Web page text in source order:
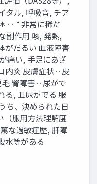
タル, 呼吸音, チア
‥ * 非常に稀だ
副作用 咳, 発熱,
がだるい 血液障害
痛い, 手足にあざ
内炎 皮膚症状‥皮
腎障害‥尿がで
る, 血尿がでる 服
ち、決められた日
（服用方法理解度
な過敏症歴, 肝障
水等がある